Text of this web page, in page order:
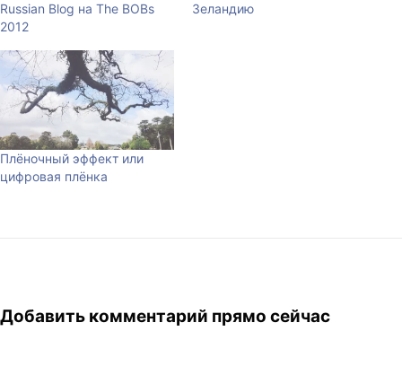
Russian Blog на The BOBs
2012
Зеландию
Плёночный эффект или
цифровая плёнка
Добавить комментарий прямо сейчас